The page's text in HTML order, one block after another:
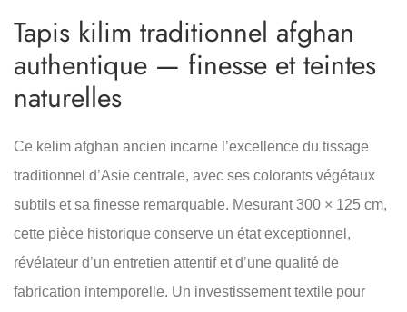
Tapis kilim traditionnel afghan
authentique — finesse et teintes
naturelles
Ce kelim afghan ancien incarne l’excellence du tissage
traditionnel d’Asie centrale, avec ses colorants végétaux
subtils et sa finesse remarquable. Mesurant 300 × 125 cm,
cette pièce historique conserve un état exceptionnel,
révélateur d’un entretien attentif et d’une qualité de
fabrication intemporelle. Un investissement textile pour